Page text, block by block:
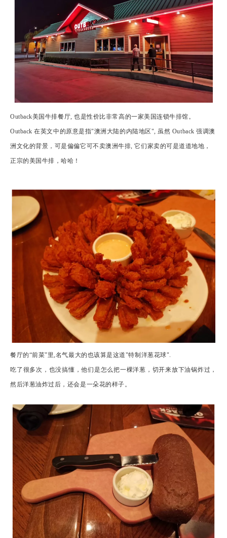
Outback美国牛排餐厅, 也是性价比非常高的一家美国连锁牛排馆。
Outback 在英文中的原意是指"澳洲大陆的内陆地区", 虽然 Outback 强调澳
洲文化的背景，可是偏偏它可不卖澳洲牛排, 它们家卖的可是道道地地，
正宗的美国牛排，哈哈！
餐厅的“前菜”里,名气最大的也该算是这道"特制洋葱花球".
吃了很多次，也没搞懂，他们是怎么把一棵洋葱，切开来放下油锅炸过，
然后洋葱油炸过后，还会是一朵花的样子。